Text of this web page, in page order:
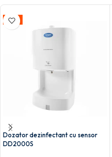
-35%
Dozator dezinfectant cu sensor
DD2000S